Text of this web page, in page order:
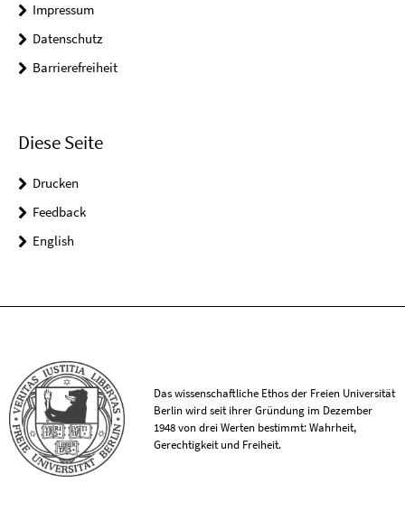
Impressum
Datenschutz
Barrierefreiheit
Diese Seite
Drucken
Feedback
English
Das wissenschaftliche Ethos der Freien Universität
Berlin wird seit ihrer Gründung im Dezember
1948 von drei Werten bestimmt: Wahrheit,
Gerechtigkeit und Freiheit.